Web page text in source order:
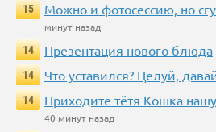
15 Можно и фотосессию, но
минут назад
14
Презентация нового блюда
14
Что уставился? Целуй,
14
Приходите тётя Кошка
40 минут назад